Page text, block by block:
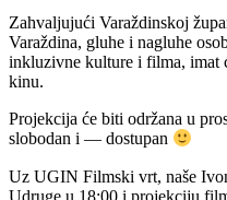
Zahvaljujući Varaždinskoj
Varaždina, gluhe i nagluhe
inkluzivne kulture i filma, imat
kinu.
Projekcija će biti održana u
slobodan i — dostupan
Uz UGIN Filmski vrt, naše
Udruge u 18:00 i projekciju